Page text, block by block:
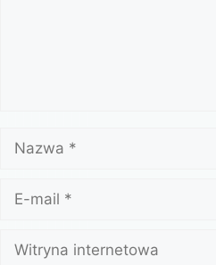
Nazwa
mail
Witryna